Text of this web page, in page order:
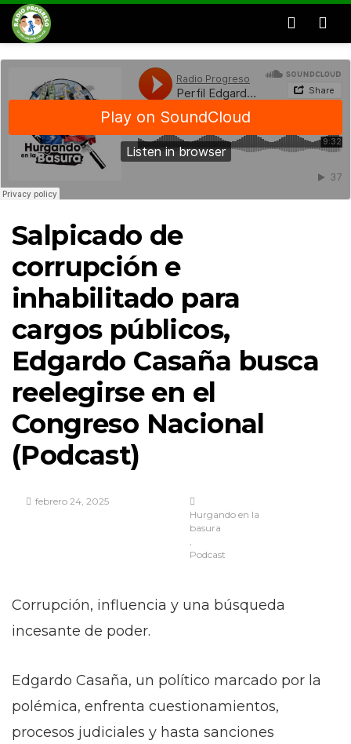
Salpicado de
corrupción e
inhabilitado para
cargos públicos,
Edgardo Casaña busca
reelegirse en el
Congreso Nacional
(Podcast)
febrero 24, 2025
Hurgando en la
basura
Podcast
Corrupción, influencia y una búsqueda
incesante de poder.
Edgardo Casaña, un político marcado por la
polémica, enfrenta cuestionamientos,
procesos judiciales y hasta sanciones